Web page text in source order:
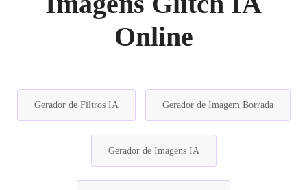
Online
Gerador de Filtros IA Gerador de Imagem Borrada
Gerador de Imagens IA